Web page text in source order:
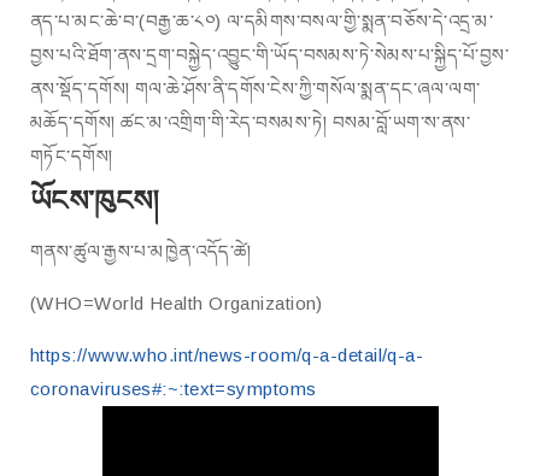
ནད་པ་མང་ཆེ་བ་(བརྒྱ་ཆ་༨༠) ལ་དམིགས་བསལ་གྱི་སྨན་བཅོས་དེ་འདྲ་མ་
བྱས་པའི་ཐོག་ནས་དྲག་བསྐྱེད་འབྱུང་གི་ཡོད་བསམས་ཏེ་སེམས་པ་སྐྱིད་པོ་བྱས་
ནས་སྡོད་དགོས། གལ་ཆེ་ཤོས་ནི་དགོས་ངེས་ཀྱི་གསོལ་སྨན་དང་ཞལ་ལག་
མཆོད་དགོས། ཚང་མ་འགྲིག་གི་རེད་བསམས་ཏེ། བསམ་བློ་ཡག་ས་ནས་
གཏོང་དགོས།
ཡོངས་ཁུངས།
གནས་ཚུལ་རྒྱས་པ་མཁྱེན་འདོད་ཚེ།
(WHO=World Health Organization)
https://www.who.int/news-room/q-a-detail/q-a-
coronaviruses#:~:text=symptoms